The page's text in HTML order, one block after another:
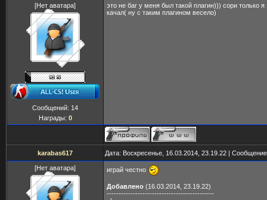
[Нет аватара]
Сообщений: 14
Награды: 0
это не баг у меня был такой плагин))) сори только я
качал( ну с таким плагином весело)
karabas617 Дата: Воскресенье, 16.03.2014, 23.19.22 |
[Нет аватара] играй честно
Добавлено (16.03.2014, 23.19.22)
---------------------------------------------